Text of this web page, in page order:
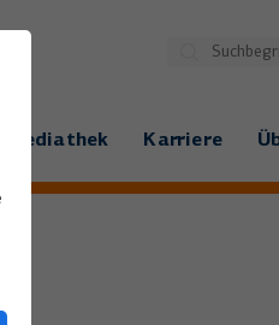
Mediathek Karriere